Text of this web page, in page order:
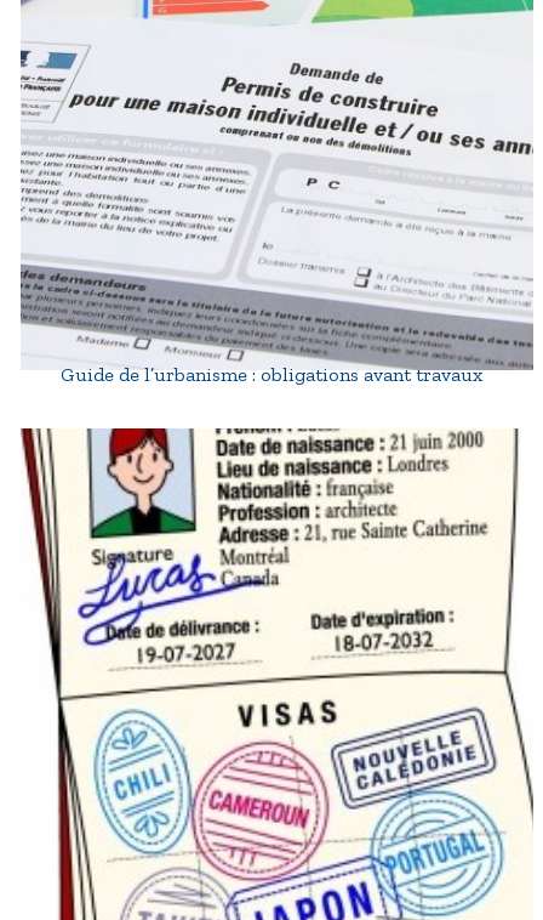
Guide de l’urbanisme : obligations avant travaux